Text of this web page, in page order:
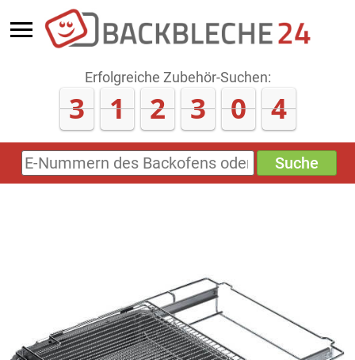
Erfolgreiche Zubehör-Suchen:
3 1 2 3 0 4
E-
Nummern
Suche